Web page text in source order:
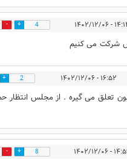
- ۱۴۰۲/۱۲/۰۶ 4
شرکت می کنیم
۱۶:۵۲ - ۱۴۰۲/۱۲/۰۶ 2
تعلق می گیره . از مجلس انتظار
- ۱۴۰۲/۱۲/۰۶ 8